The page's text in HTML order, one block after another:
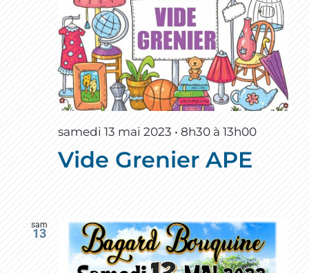
samedi 13 mai 2023 • 8h30 à13h00
Vide Grenier APE
sam
13